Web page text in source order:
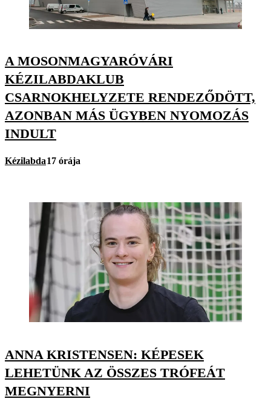
A MOSONMAGYARÓVÁRI
KÉZILABDAKLUB
CSARNOKHELYZETE RENDEZŐDÖTT,
AZONBAN MÁS ÜGYBEN NYOMOZÁS
INDULT
Kézilabda17 órája
ANNA KRISTENSEN: KÉPESEK
LEHETÜNK AZ ÖSSZES TRÓFEÁT
MEGNYERNI